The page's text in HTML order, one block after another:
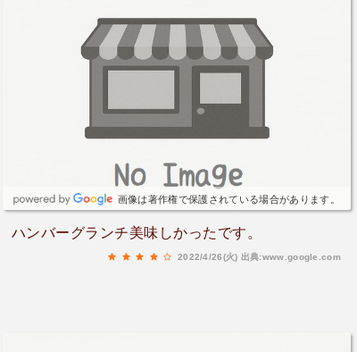
画像は著作権で保護されている場合があります。
ハンバーグランチ美味しかったです。
2022/4/26(火) 出典:www.google.com